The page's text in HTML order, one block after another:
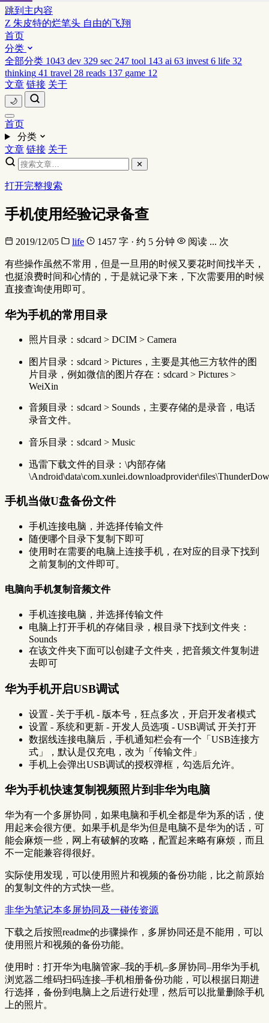
跳到主内容
Z 朱皮特的烂笔头 自由的飞翔
首页
分类
全部分类 1043 dev 329 sec 247 tool 143 ai 63 invest 6 life 32
thinking 41 travel 28 reads 137 game 12
文章 链接 关于
🌙
首页
分类
文章 链接 关于
✕
打开完整搜索
手机使用经验记录备查
2019/12/05 life 1457 字 · 约 5 分钟 阅读 ... 次
有些操作虽然不常用，但是一旦用的时候又要花时间找半天，
也挺浪费时间和心情的，于是就记录下来，下次需要用的时候
直接查询使用即可。
华为手机的常用目录
照片目录：sdcard > DCIM > Camera
图片目录：sdcard > Pictures，主要是其他三方软件的图
片目录，例如微信的图片存在：sdcard > Pictures >
WeiXin
音频目录：sdcard > Sounds，主要存储的是录音，电话
录音文件。
音乐目录：sdcard > Music
迅雷下载文件的目录：\内部存储
手机当做U盘备份文件
手机连接电脑，并选择传输文件
随便哪个目录下复制下即可
使用时在需要的电脑上连接手机，在对应的目录下找到
之前复制的文件即可。
电脑向手机复制音频文件
手机连接电脑，并选择传输文件
电脑上打开手机的存储目录，根目录下找到文件夹：
Sounds
在该文件夹下面可以创建子文件夹，把音频文件复制进
去即可
华为手机开启USB调试
设置 - 关于手机 - 版本号，狂点多次，开启开发者模式
设置 - 系统和更新 - 开发人员选项 - USB调试 开关打开
数据线连接电脑后，手机通知栏会有一个「USB连接方
式」，默认是仅充电，改为「传输文件」
手机上会弹出USB调试的授权弹框，勾选后允许。
华为手机快速复制视频照片到非华为电脑
华为有一个多屏协同，如果电脑和手机全都是华为系的话，使
用起来会很方便。如果手机是华为但是电脑不是华为的话，可
能会麻烦一些，网上有破解的攻略，配置起来略有麻烦，而且
不一定能兼容得很好。
实际使用发现，可以使用照片和视频的备份功能，比之前原始
的复制文件的方式快一些。
非华为笔记本多屏协同及一碰传资源
下载之后按照readme的步骤操作，多屏协同还是不能用，可以
使用照片和视频的备份功能。
使用时：打开华为电脑管家–我的手机–多屏协同–用华为手机
浏览器二维码扫码连接–手机相册备份功能，可以根据日期进
行选择，备份到电脑上之后进行处理，然后可以批量删除手机
上的照片。